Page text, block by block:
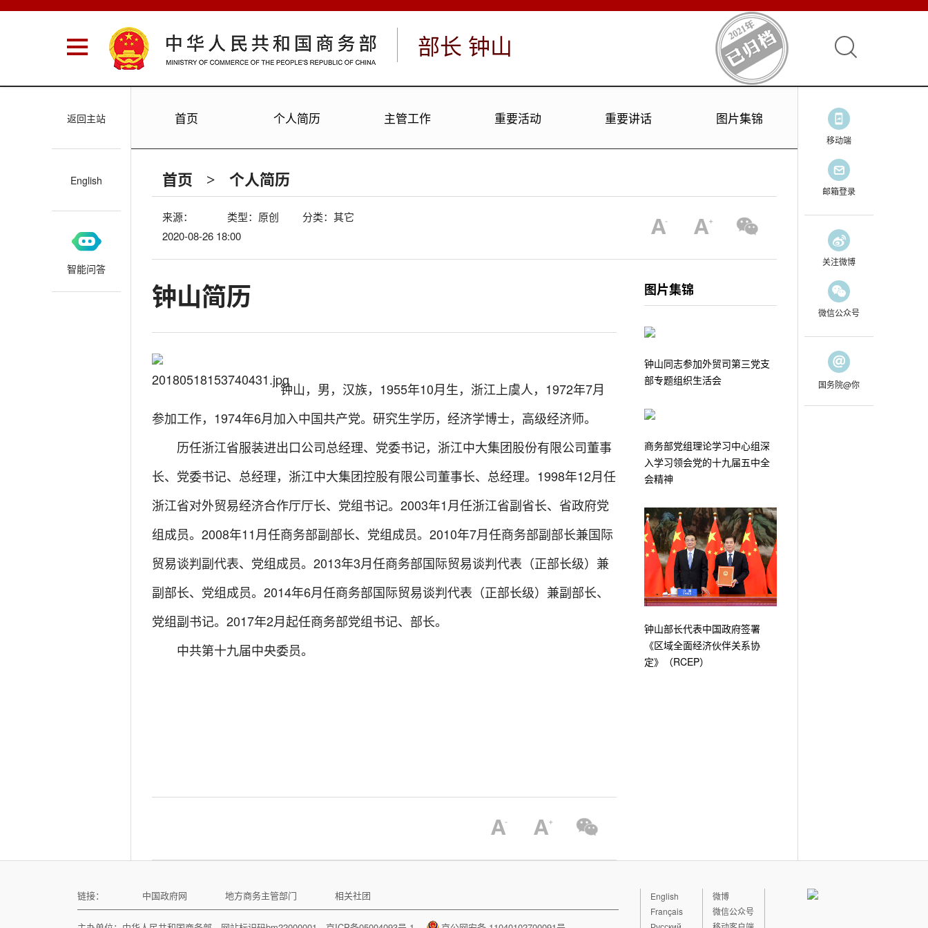
部长 钟山
首页 个人简历 主管工作 重要活动 重要讲话 图片集锦
首页 > 个人简历
来源： 类型： 原创
分类：其它
2020-08-26 18:00
钟山简历
钟山，男，汉族，1955年10月生，浙江上虞人，1972年7月
参加工作，1974年6月加入中国共产党。研究生学历，经济学博士，高级经济师。
历任浙江省服装进出口公司总经理、党委书记，浙江中大集团股份有限公司董事
长、党委书记、总经理，浙江中大集团控股有限公司董事长、总经理。1998年12月任
浙江省对外贸易经济合作厅厅长、党组书记。2003年1月任浙江省副省长、省政府党
组成员。2008年11月任商务部副部长、党组成员。2010年7月任商务部副部长兼国际
贸易谈判副代表、党组成员。2013年3月任商务部国际贸易谈判代表（正部长级）兼
副部长、党组成员。2014年6月任商务部国际贸易谈判代表（正部长级）兼副部长、
党组副书记。2017年2月起任商务部党组书记、部长。
中共第十九届中央委员。
图片集锦
钟山同志参加外贸司第三党支
部专题组织生活会
商务部党组理论学习中心组深
入学习领会党的十九届五中全
会精神
钟山部长代表中国政府签署
《区域全面经济伙伴关系协
定》（RCEP）
返回主站
English
智能问答
移动端
邮箱登录
关注微博
微信公众号
国务院@你
链接： 中国政府网 地方商务主管部门 相关社团
English
Français
微博
微信公众号